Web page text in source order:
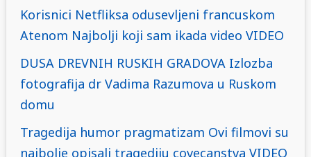
Korisnici Netfliksa odusevljeni francuskom
Atenom Najbolji koji sam ikada video VIDEO
DUSA DREVNIH RUSKIH GRADOVA Izlozba
fotografija dr Vadima Razumova u Ruskom
domu
Tragedija humor pragmatizam Ovi filmovi su
najbolje opisali tragediju covecanstva VIDEO